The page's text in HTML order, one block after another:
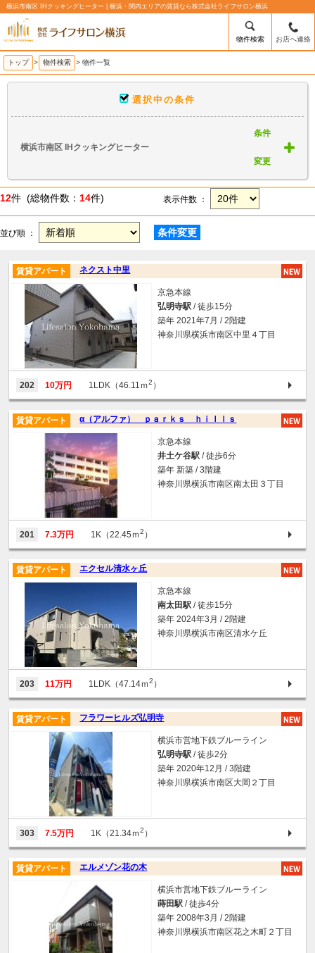
横浜市南区 IHクッキングヒーター | 横浜・関内エリアの賃貸なら株式会社ライフサロン横浜
物件検索 お店へ連絡
トップ > 物件検索 > 物件一覧
選択中の条件
横浜市南区 IHクッキングヒーター
条件
変更
12件 (総物件数： 14件) 表示件数 ：
並び順 ： 条件変更
ネクスト中里
賃貸アパート
京急本線
弘明寺駅 / 徒歩15分
築年 2021年7月 / 2階建
神奈川県横浜市南区中里４丁目
202 10万円 1LDK（46.11ｍ2 ）
α（アルファ） ｐａｒｋｓ ｈｉｌｌｓ
賃貸アパート
京急本線
井土ケ谷駅 / 徒歩6分
築年 新築 / 3階建
神奈川県横浜市南区南太田３丁目
201 7.3万円 1K（22.45ｍ2 ）
エクセル清水ヶ丘
賃貸アパート
京急本線
南太田駅 / 徒歩15分
築年 2024年3月 / 2階建
神奈川県横浜市南区清水ケ丘
203 11万円 1LDK（47.14ｍ2 ）
フラワーヒルズ弘明寺
賃貸アパート
横浜市営地下鉄ブルーライン
弘明寺駅 / 徒歩2分
築年 2020年12月 / 3階建
神奈川県横浜市南区大岡２丁目
303 7.5万円 1K（21.34ｍ2 ）
エルメゾン花の木
賃貸アパート
横浜市営地下鉄ブルーライン
蒔田駅 / 徒歩4分
築年 2008年3月 / 2階建
神奈川県横浜市南区花之木町２丁目